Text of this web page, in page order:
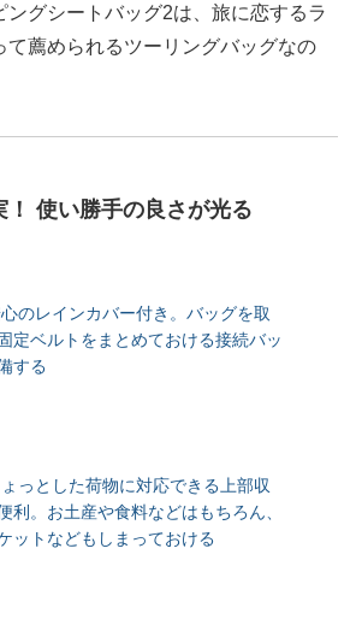
ングシートバッグ2は、旅に恋するラ
て薦められるツーリングバッグなの
使い勝手の良さが光る
のレインカバー付き。バッグを取
定ベルトをまとめておける接続バッ
する
っとした荷物に対応できる上部収
利。お土産や食料などはもちろん、
ットなどもしまっておける